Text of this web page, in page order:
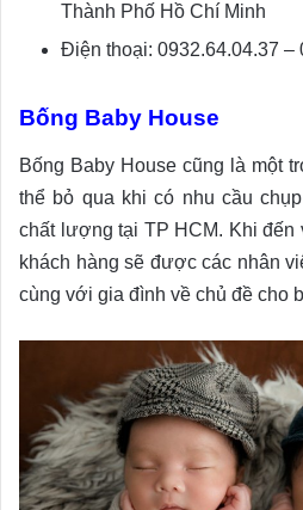
Thành Phố Hồ Chí Minh
Điện thoại: 0932.64.04.37 –
Bống Baby House
Bống Baby House cũng là một
thể bỏ qua khi có nhu cầu
chất lượng tại TP HCM. Khi đến
khách hàng sẽ được các nhân
cùng với gia đình về chủ đề cho